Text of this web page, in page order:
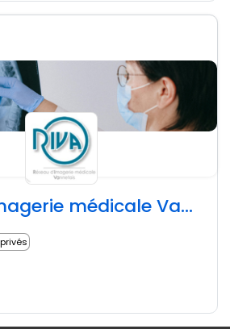
Réseau d'Imagerie médicale Vannetais (RIVA56)